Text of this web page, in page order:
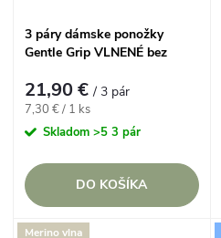
e
p
o
s
p
o
d
3 páry dámske ponožky
Gentle Grip VLNENÉ bez
ČIERNE
21,90 €/ 3 pár
Jednotková
cena:
7,30 € / 1 ks
Skladom >5 3 pár
DO KOŠÍKA
Merino vlna